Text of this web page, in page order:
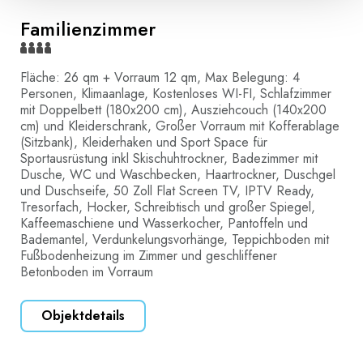
Familienzimmer
Fläche: 26 qm + Vorraum 12 qm, Max Belegung: 4
Personen, Klimaanlage, Kostenloses WI-FI, Schlafzimmer
mit Doppelbett (180x200 cm), Ausziehcouch (140x200
cm) und Kleiderschrank, Großer Vorraum mit Kofferablage
(Sitzbank), Kleiderhaken und Sport Space für
Sportausrüstung inkl Skischuhtrockner, Badezimmer mit
Dusche, WC und Waschbecken, Haartrockner, Duschgel
und Duschseife, 50 Zoll Flat Screen TV, IPTV Ready,
Tresorfach, Hocker, Schreibtisch und großer Spiegel,
Kaffeemaschiene und Wasserkocher, Pantoffeln und
Bademantel, Verdunkelungsvorhänge, Teppichboden mit
Fußbodenheizung im Zimmer und geschliffener
Betonboden im Vorraum
Objektdetails